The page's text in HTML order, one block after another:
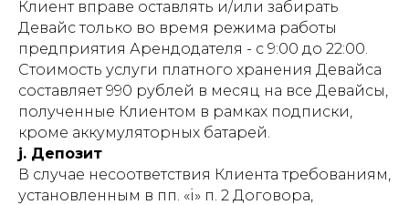
Клиент вправе оставлять и/или забирать
Девайс только во время режима работы
предприятия Арендодателя - с 9:00 до 22:00.
Стоимость услуги платного хранения Девайса
составляет 990 рублей в месяц на все Девайсы,
полученные Клиентом в рамках подписки,
кроме аккумуляторных батарей.
j. Депозит
В случае несоответствия Клиента требованиям,
установленным в пп. «i» п. 2 Договора,